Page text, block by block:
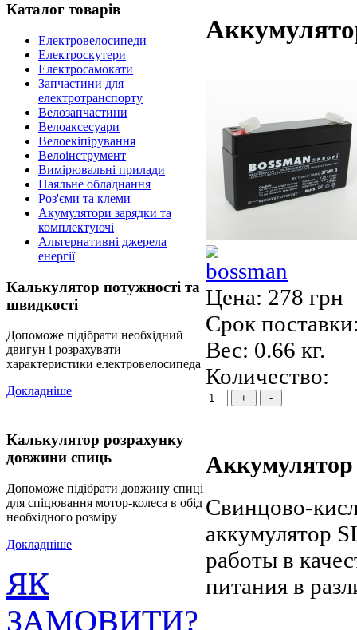
Цена: 278 грн
Срок
Вес: 0.66 кг.
Количество:
Свинцово-
аккумулятор
работы в
питания в
Каталог товарів
Електровелосипеди
Електроскутери
Електросамокати
Запчастини для
електротранспорту
Велозапчастини
Велоаксесуари
Велоекіпірування
Велоінструмент
Вимірювальні прилади
Паяльне обладнання
Роз'єми та клеми
Акумулятори зарядки та
комплектуючі
Альтернативні джерела
енергії
Калькулятор потужності та
швидкості
Допоможе підібрати необхідний
двигун і розрахувати
характеристики електровелосипеда
Докладніше
Калькулятор розрахунку
довжини спиць
Допоможе підібрати довжину спиці
для спіцювання мотор-колеса в обід
необхідного розміру
Докладніше
ЯК
ЗАМОВИТИ?